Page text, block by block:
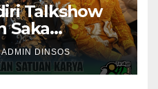
Talkshow
Saka
Kota
ADMIN DINSOS